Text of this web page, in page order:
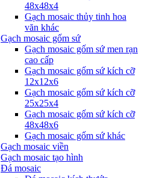
48x48x4
Gạch mosaic thủy tinh hoa
văn khác
Gạch mosaic gốm sứ
Gạch mosaic gốm sứ men rạn
cao cấp
Gạch mosaic gốm sứ kích cỡ
12x12x6
Gạch mosaic gốm sứ kích cỡ
25x25x4
Gạch mosaic gốm sứ kích cỡ
48x48x6
Gạch mosaic gốm sứ khác
Gạch mosaic viền
Gạch mosaic tạo hình
Đá mosaic